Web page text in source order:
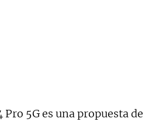
5G es una propuesta de